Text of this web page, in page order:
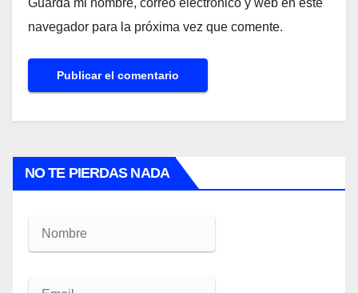
navegador para la próxima vez que comente.
NO TE PIERDAS NADA